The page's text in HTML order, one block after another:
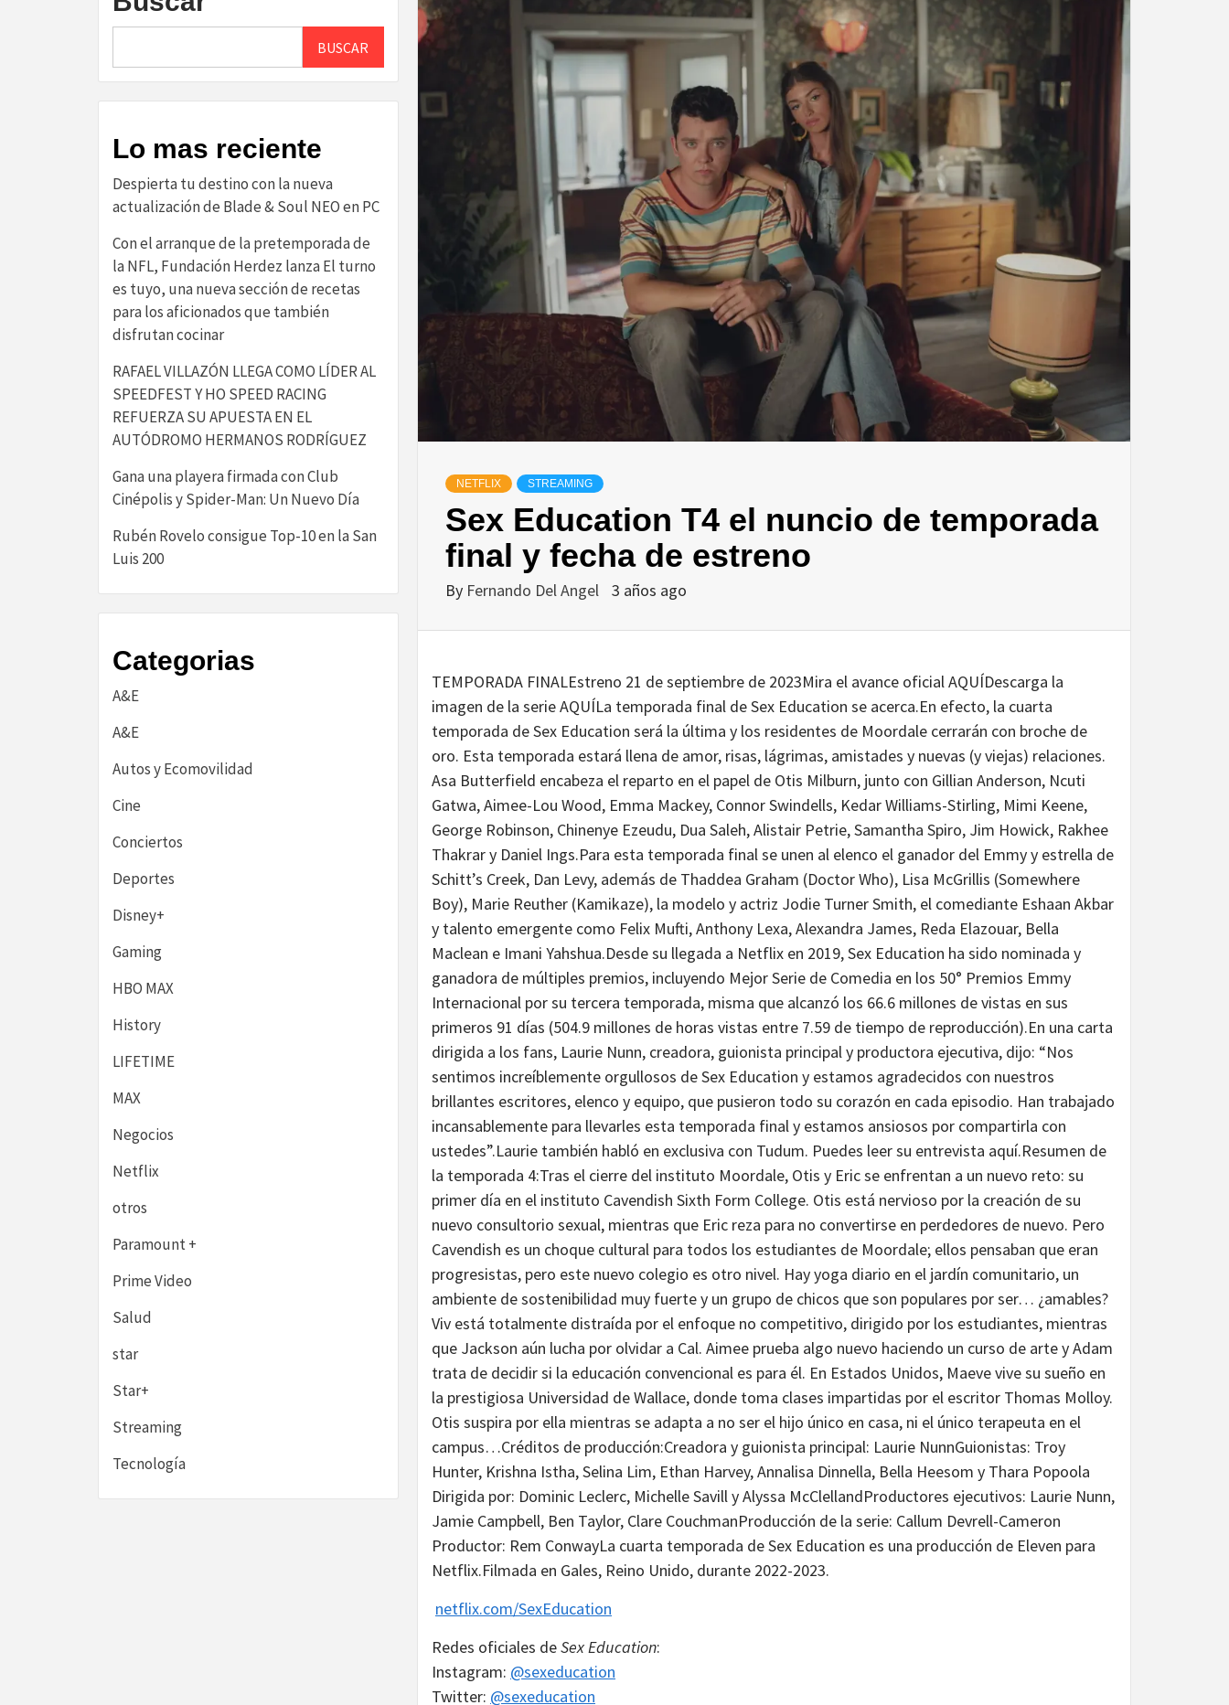
NETFLIX STREAMING
Sex Education T4 el nuncio de temporada
final y fecha de estreno
By Fernando Del Angel 3 años ago
TEMPORADA FINALEstreno 21 de septiembre de 2023Mira el avance oficial AQUÍDescarga la
imagen de la serie AQUÍLa temporada final de Sex Education se acerca.En efecto, la cuarta
temporada de Sex Education será la última y los residentes de Moordale cerrarán con broche de
oro. Esta temporada estará llena de amor, risas, lágrimas, amistades y nuevas (y viejas) relaciones.
Asa Butterfield encabeza el reparto en el papel de Otis Milburn, junto con Gillian Anderson, Ncuti
Gatwa, Aimee-Lou Wood, Emma Mackey, Connor Swindells, Kedar Williams-Stirling, Mimi Keene,
George Robinson, Chinenye Ezeudu, Dua Saleh, Alistair Petrie, Samantha Spiro, Jim Howick, Rakhee
Thakrar y Daniel Ings.Para esta temporada final se unen al elenco el ganador del Emmy y estrella de
Schitt’s Creek, Dan Levy, además de Thaddea Graham (Doctor Who), Lisa McGrillis (Somewhere
Boy), Marie Reuther (Kamikaze), la modelo y actriz Jodie Turner Smith, el comediante Eshaan Akbar
y talento emergente como Felix Mufti, Anthony Lexa, Alexandra James, Reda Elazouar, Bella
Maclean e Imani Yahshua.Desde su llegada a Netflix en 2019, Sex Education ha sido nominada y
ganadora de múltiples premios, incluyendo Mejor Serie de Comedia en los 50° Premios Emmy
Internacional por su tercera temporada, misma que alcanzó los 66.6 millones de vistas en sus
primeros 91 días (504.9 millones de horas vistas entre 7.59 de tiempo de reproducción).En una carta
dirigida a los fans, Laurie Nunn, creadora, guionista principal y productora ejecutiva, dijo: “Nos
sentimos increíblemente orgullosos de Sex Education y estamos agradecidos con nuestros
brillantes escritores, elenco y equipo, que pusieron todo su corazón en cada episodio. Han trabajado
incansablemente para llevarles esta temporada final y estamos ansiosos por compartirla con
ustedes”.Laurie también habló en exclusiva con Tudum. Puedes leer su entrevista aquí.Resumen de
la temporada 4:Tras el cierre del instituto Moordale, Otis y Eric se enfrentan a un nuevo reto: su
primer día en el instituto Cavendish Sixth Form College. Otis está nervioso por la creación de su
nuevo consultorio sexual, mientras que Eric reza para no convertirse en perdedores de nuevo. Pero
Cavendish es un choque cultural para todos los estudiantes de Moordale; ellos pensaban que eran
progresistas, pero este nuevo colegio es otro nivel. Hay yoga diario en el jardín comunitario, un
ambiente de sostenibilidad muy fuerte y un grupo de chicos que son populares por ser… ¿amables?
Viv está totalmente distraída por el enfoque no competitivo, dirigido por los estudiantes, mientras
que Jackson aún lucha por olvidar a Cal. Aimee prueba algo nuevo haciendo un curso de arte y Adam
trata de decidir si la educación convencional es para él. En Estados Unidos, Maeve vive su sueño en
la prestigiosa Universidad de Wallace, donde toma clases impartidas por el escritor Thomas Molloy.
Otis suspira por ella mientras se adapta a no ser el hijo único en casa, ni el único terapeuta en el
campus…Créditos de producción:Creadora y guionista principal: Laurie NunnGuionistas: Troy
Hunter, Krishna Istha, Selina Lim, Ethan Harvey, Annalisa Dinnella, Bella Heesom y Thara Popoola
Dirigida por: Dominic Leclerc, Michelle Savill y Alyssa McClellandProductores ejecutivos: Laurie Nunn,
Jamie Campbell, Ben Taylor, Clare CouchmanProducción de la serie: Callum Devrell-Cameron
Productor: Rem ConwayLa cuarta temporada de Sex Education es una producción de Eleven para
Netflix.Filmada en Gales, Reino Unido, durante 2022-2023.
netflix.com/SexEducation
Redes oficiales deSex Education:
Instagram: @sexeducation
Twitter: @sexeducation
BUSCAR
Lo mas reciente
Despierta tu destino con la nueva
actualización de Blade & Soul NEO en PC
Con el arranque de la pretemporada de
la NFL, Fundación Herdez lanza El turno
es tuyo, una nueva sección de recetas
para los aficionados que también
disfrutan cocinar
RAFAEL VILLAZÓN LLEGA COMO LÍDER AL
SPEEDFEST Y HO SPEED RACING
REFUERZA SU APUESTA EN EL
AUTÓDROMO HERMANOS RODRÍGUEZ
Gana una playera firmada con Club
Cinépolis y Spider-Man: Un Nuevo Día
Rubén Rovelo consigue Top-10 en la San
Luis 200
Categorias
A&E
A&E
Autos y Ecomovilidad
Cine
Conciertos
Deportes
Disney+
Gaming
HBO MAX
History
LIFETIME
MAX
Negocios
Netflix
otros
Paramount +
Prime Video
Salud
star
Star+
Streaming
Tecnología